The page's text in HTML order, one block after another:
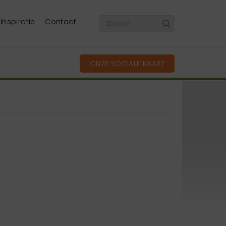
Inspiratie Contact
ONZE SOCIALE KAART